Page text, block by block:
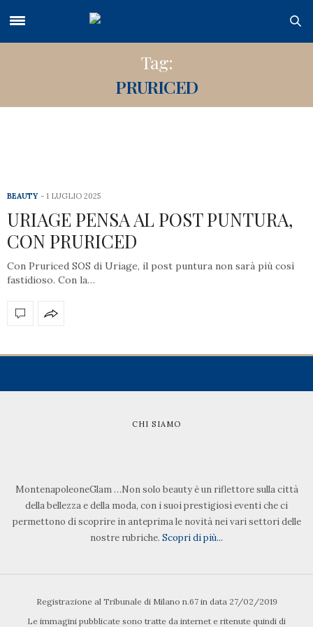
Tag:
PRURICED
BEAUTY 1 LUGLIO 2025
URIAGE PENSA AL POST PUNTURA,
CON PRURICED
Con Pruriced SOS di Uriage, il post puntura non sarà più così
fastidioso. Con la…
CHI SIAMO
MontenapoleoneGlam …Non solo beauty è un riflettore sulla città
della bellezza e della moda, con i suoi prestigiosi eventi che ci
permettono di scoprire in anteprima le novità nei vari settori delle
nostre rubriche. Scopri di più...
Registrazione al Tribunale di Milano n.67 in data 27/02/2019
Le immagini pubblicate sono tratte da internet e ritenute quindi di